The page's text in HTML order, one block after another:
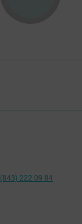
(843) 222 09 84